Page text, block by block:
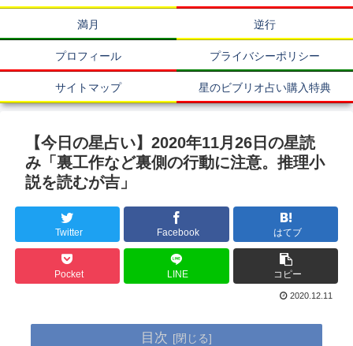
満月 逆行
プロフィール プライバシーポリシー
サイトマップ 星のビブリオ占い購入特典
【今日の星占い】2020年11月26日の星読
み「裏工作など裏側の行動に注意。推理小
説を読むが吉」
Twitter Facebook はてブ
Pocket LINE コピー
2020.12.11
目次